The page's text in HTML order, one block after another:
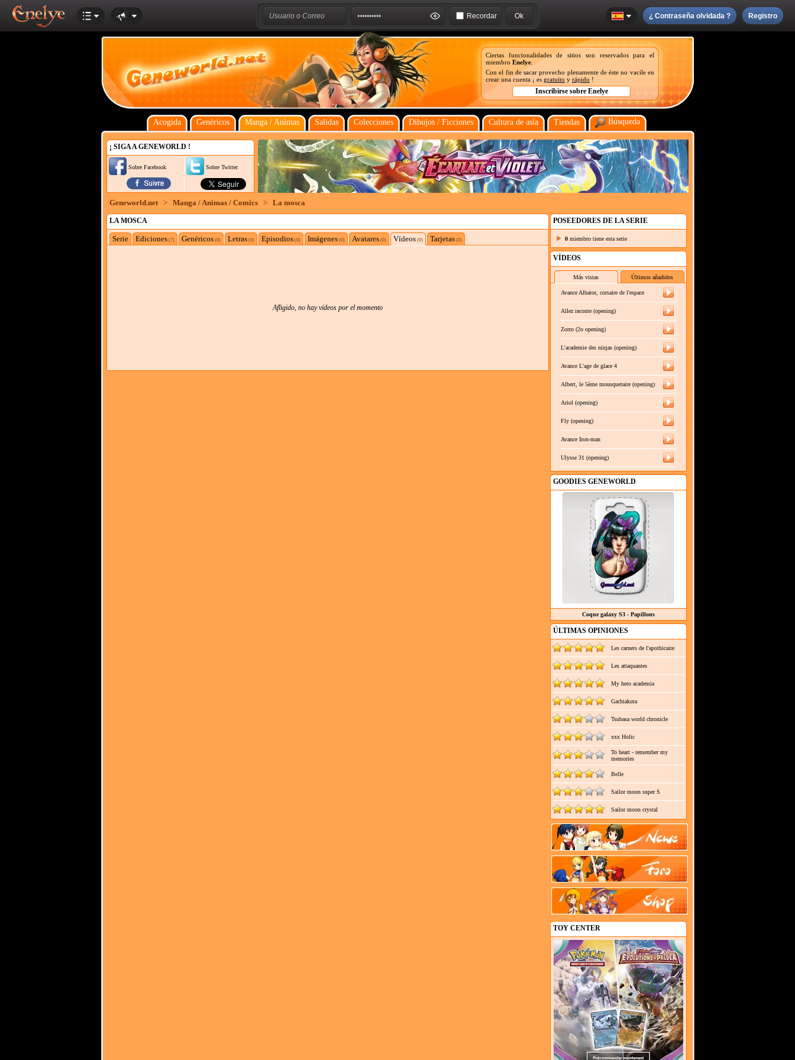
Recordar ¿ Contraseña olvidada ? Registro
Ciertas funcionalidades de sitios son reservados para el
miembro Enelye
Con el fin de sacar provecho plenamente de éste no vacile en
crear una cuenta ¡ es gratuito y rápido !
Acogida Genéricos Manga / Animas Salidas Colecciones Dibujos / Ficciones Cultura de asia Tiendas Búsqueda
¡ SIGA A GENEWORLD !
Sobre Facebook Sobre Twitter
Geneworld.net > Manga / Animas / Comics > La mosca
LA MOSCA
Serie Ediciones(7) Genéricos(0) Letras(0) Episodios(0) Imágenes(0) Avatares(0) Vídeos(0) Tarjetas(0)
Afligido, no hay vídeos por el momento
POSEEDORES DE LA SERIE
0 miembro tiene esta serie
VÍDEOS
Más vistas Últimos añadidos
Avance Albator, corsaire de l'espace
Allez raconte (opening)
Zorro (2o opening)
L'academie des ninjas (opening)
Avance L'age de glace 4
Albert, le 5ème mousquetaire (opening)
Ariol (opening)
Fly (opening)
Avance Iron-man
Ulysse 31 (opening)
GOODIES GENEWORLD
Coque galaxy S3 - Papillons
ÚLTIMAS OPINIONES
Les carnets de l'apothicaire
Les attaquantes
My hero academia
Gachiakuta
Tsubasa world chronicle
xxx Holic
To heart - remember my
memories
Belle
Sailor moon super S
Sailor moon crystal
TOY CENTER